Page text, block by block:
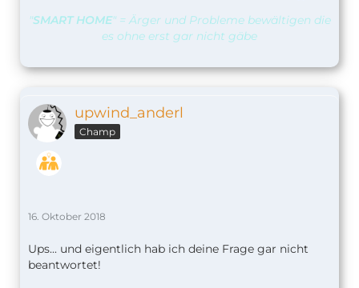
"SMART HOME" = Ärger und Probleme bewältigen die
es ohne erst gar nicht gäbe
upwind_anderl
Champ
16. Oktober 2018
Ups... und eigentlich hab ich deine Frage gar nicht
beantwortet!